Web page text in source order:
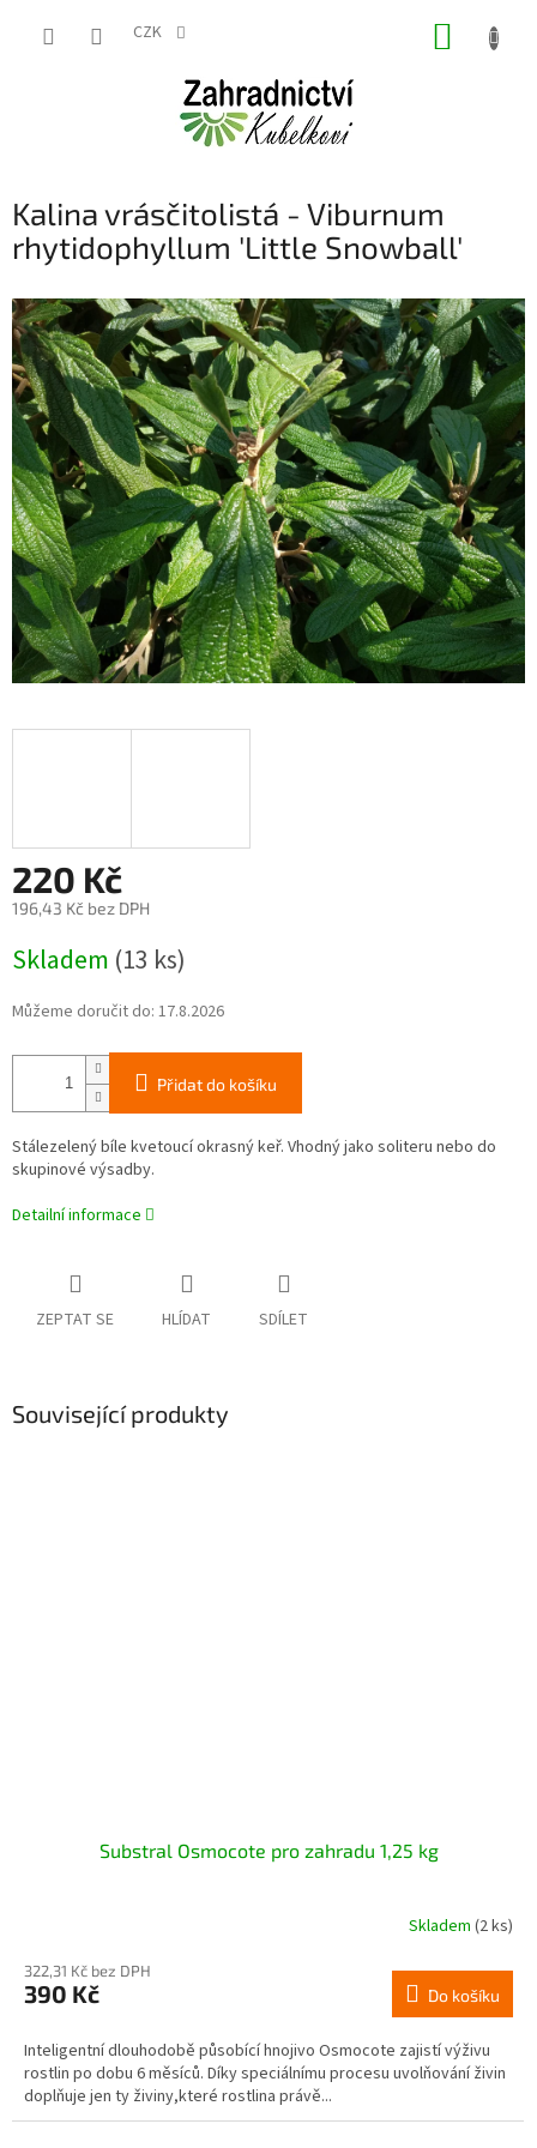
CZK
Kalina vrásčitolistá - Viburnum
rhytidophyllum 'Little Snowball'
220 Kč
196,43 Kč bez DPH
cena:
Skladem (13 ks)
Můžeme doručit do: 17.8.2026
Přidat do košíku
Stálezelený bíle kvetoucí okrasný keř. Vhodný jako soliteru nebo do
skupinové výsadby.
Detailní informace
ZEPTAT SE HLÍDAT SDÍLET
Související produkty
Substral Osmocote pro zahradu 1,25 kg
Skladem (2 ks)
322,31 Kč bez DPH
390 Kč Do košíku
Inteligentní dlouhodobě působící hnojivo Osmocote zajistí výživu
rostlin po dobu 6 měsíců. Díky speciálnímu procesu uvolňování živin
doplňuje jen ty živiny,které rostlina právě...